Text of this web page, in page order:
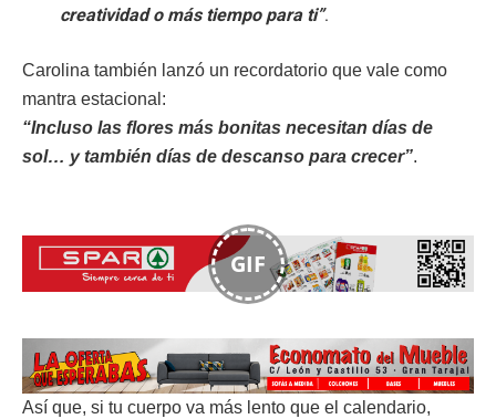
creatividad o más tiempo para ti”.
Carolina también lanzó un recordatorio que vale como
mantra estacional:
“Incluso las flores más bonitas necesitan días de
sol… y también días de descanso para crecer”.
GIF
Así que, si tu cuerpo va más lento que el calendario,